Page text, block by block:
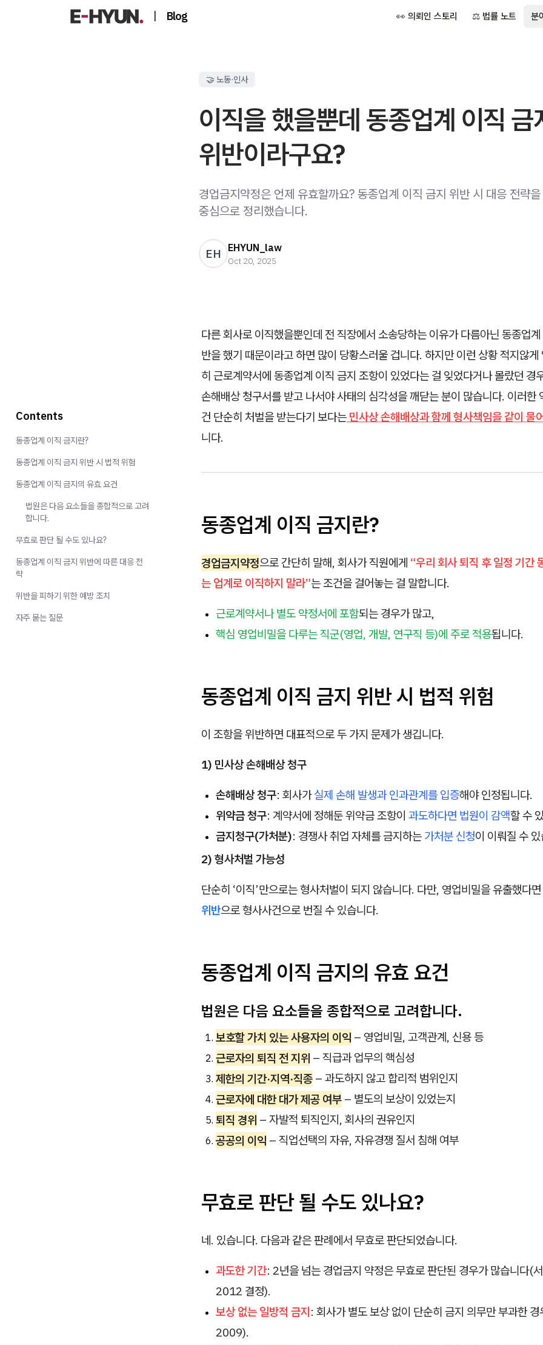
| Blog 👀 의뢰인 스토리 ⚖️ 법률 노트 분
🤝 노동·인사
이직을 했을뿐데 동종업계 이직 금
위반이라구요?
경업금지약정은 언제 유효할까요? 동종업계 이직 금지 위반 시 대응 전략
중심으로 정리했습니다.
EH EHYUN_law
Oct 20, 2025
다른 회사로 이직했을뿐인데 전 직장에서 소송당하는 이유가 다름아닌 동종업
반을 했기 때문이라고 하면 많이 당황스러울 겁니다. 하지만 이런 상황 적지않
히 근로계약서에 동종업계 이직 금지 조항이 있었다는 걸 잊었다거나 몰랐던 경
손해배상 청구서를 받고 나서야 사태의 심각성을 깨닫는 분이 많습니다. 이러한
건 단순히 처벌을 받는다기 보다는 민사상 손해배상과 함께 형사책임을 같이 물
니다.
동종업계 이직 금지란?
경업금지약정으로 간단히 말해, 회사가 직원에게 “우리 회사 퇴직 후 일정 기간
는 업계로 이직하지 말라”는 조건을 걸어놓는 걸 말합니다.
근로계약서나 별도 약정서에 포함되는 경우가 많고,
핵심 영업비밀을 다루는 직군(영업, 개발, 연구직 등)에 주로 적용됩니다.
동종업계 이직 금지 위반 시 법적 위험
이 조항을 위반하면 대표적으로 두 가지 문제가 생깁니다.
1) 민사상 손해배상 청구
손해배상 청구: 회사가실제 손해 발생과 인과관계를 입증해야 인정됩니다.
위약금 청구: 계약서에 정해둔 위약금 조항이 과도하다면 법원이 감액할 수
금지청구(가처분): 경쟁사 취업 자체를 금지하는 가처분 신청이 이뤄질 수
2) 형사처벌 가능성
단순히 ‘이직’만으로는 형사처벌이 되지 않습니다. 다만, 영업비밀을 유출했다면
위반으로 형사사건으로 번질 수 있습니다.
동종업계 이직 금지의 유효 요건
법원은 다음 요소들을 종합적으로 고려합니다.
보호할 가치 있는 사용자의 이익 – 영업비밀, 고객관계, 신용 등
근로자의 퇴직 전 지위 – 직급과 업무의 핵심성
제한의 기간·지역·직종 – 과도하지 않고 합리적 범위인지
근로자에 대한 대가 제공 여부 – 별도의 보상이 있었는지
퇴직 경위 – 자발적 퇴직인지, 회사의 권유인지
공공의 이익 – 직업선택의 자유, 자유경쟁 질서 침해 여부
무효로 판단 될 수도 있나요?
네. 있습니다. 다음과 같은 판례에서 무효로 판단되었습니다.
과도한 기간: 2년을 넘는 경업금지 약정은 무효로 판단된 경우가 많습니다(
2012 결정).
보상 없는 일방적 금지: 회사가 별도 보상 없이 단순히 금지 의무만 부과한
2009).
Contents
동종업계 이직 금지란?
동종업계 이직 금지 위반 시 법적 위험
동종업계 이직 금지의 유효 요건
법원은 다음 요소들을 종합적으로 고려
합니다.
무효로 판단 될 수도 있나요?
동종업계 이직 금지 위반에 따른 대응 전
략
위반을 피하기 위한 예방 조치
자주 묻는 질문